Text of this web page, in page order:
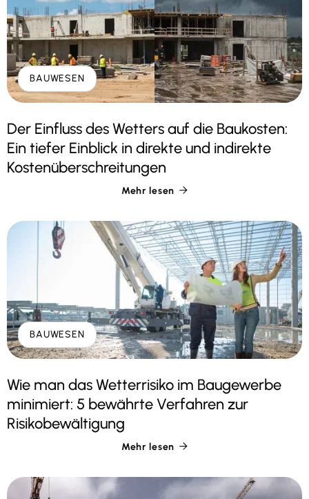
BAUWESEN
Der Einfluss des Wetters auf die Baukosten:
Ein tiefer Einblick in direkte und indirekte
Kostenüberschreitungen
Mehr lesen 
BAUWESEN
Wie man das Wetterrisiko im Baugewerbe
minimiert: 5 bewährte Verfahren zur
Risikobewältigung
Mehr lesen 